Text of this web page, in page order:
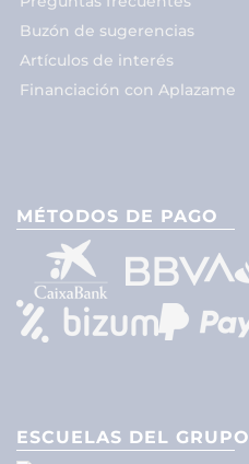
Buzón de sugerencias
Artículos de interés
Financiación con Aplazame
MÉTODOS DE PAGO
ESCUELAS DEL GRUPO